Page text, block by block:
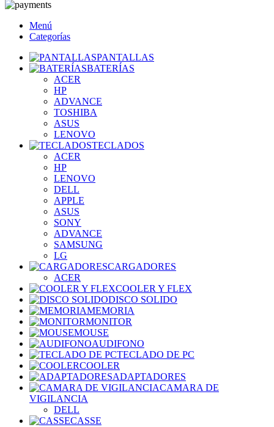
Menú
Categorías
PANTALLAS
BATERÍAS
ACER
HP
ADVANCE
TOSHIBA
ASUS
LENOVO
TECLADOS
ACER
HP
LENOVO
DELL
APPLE
ASUS
SONY
ADVANCE
SAMSUNG
LG
CARGADORES
ACER
COOLER Y FLEX
DISCO SOLIDO
MEMORIA
MONITOR
MOUSE
AUDIFONO
TECLADO DE PC
COOLER
ADAPTADORES
CAMARA DE
VIGILANCIA
DELL
CASSE